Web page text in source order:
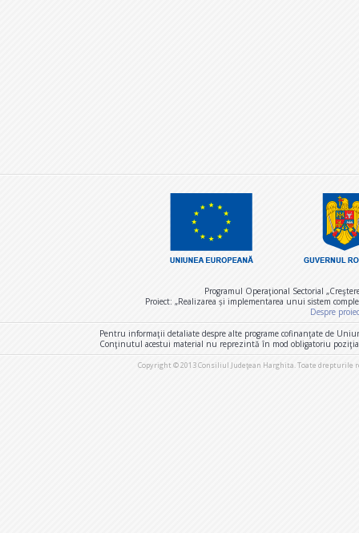
Programul Operaţional Sectorial
Proiect: „Realizarea și implementarea unui sistem
Despre
Pentru informaţii detaliate despre alte programe cofinanţate de
Conţinutul acestui material nu reprezintă în mod obligatoriu
Copyright © 2013 Consiliul Judeţean Harghita. Toate drepturile